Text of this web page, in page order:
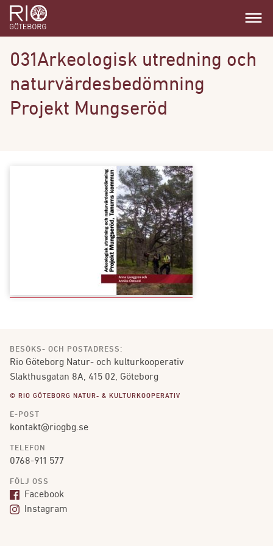
dehaze
031Arkeologisk utredning och
naturvärdesbedömning
Projekt Mungseröd
BESÖKS- OCH POSTADRESS:
Rio Göteborg Natur- och kulturkooperativ
Slakthusgatan 8A, 415 02, Göteborg
© RIO GÖTEBORG NATUR- & KULTURKOOPERATIV
E-POST
kontakt@riogbg.se
TELEFON
0768-911 577
FÖLJ OSS
Facebook
Instagram